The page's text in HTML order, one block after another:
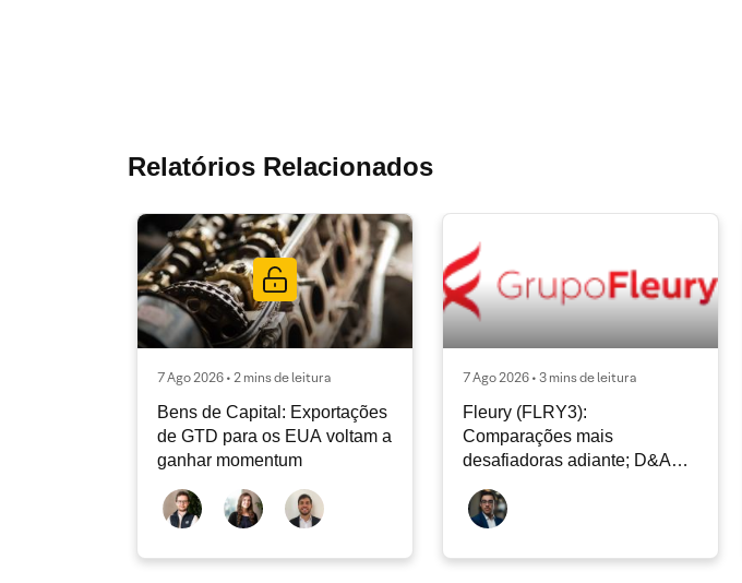
Relatórios Relacionados
7 Ago 2026 • 2 mins de leitura
Bens de Capital: Exportações
de GTD para os EUA voltam a
ganhar momentum
7 Ago 2026 • 3 mins de leitura
Fleury (FLRY3):
Comparações mais
desafiadoras adiante; D&A
deve permanecer nos níveis
atuais